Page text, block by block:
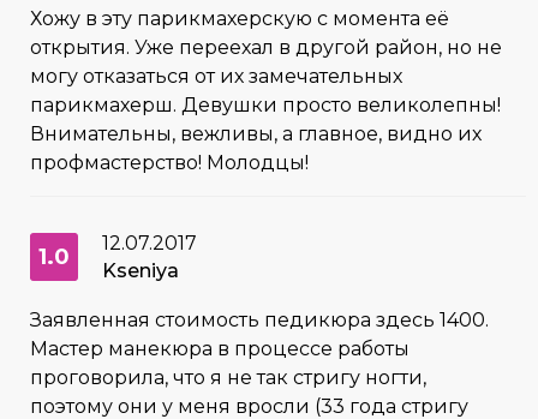
Хожу в эту парикмахерскую с момента её
открытия. Уже переехал в другой район, но не
могу отказаться от их замечательных
парикмахерш. Девушки просто великолепны!
Внимательны, вежливы, а главное, видно их
профмастерство! Молодцы!
1.0
12.07.2017
Kseniya
Заявленная стоимость педикюра здесь 1400.
Мастер манекюра в процессе работы
проговорила, что я не так стригу ногти,
поэтому они у меня вросли (33 года стригу